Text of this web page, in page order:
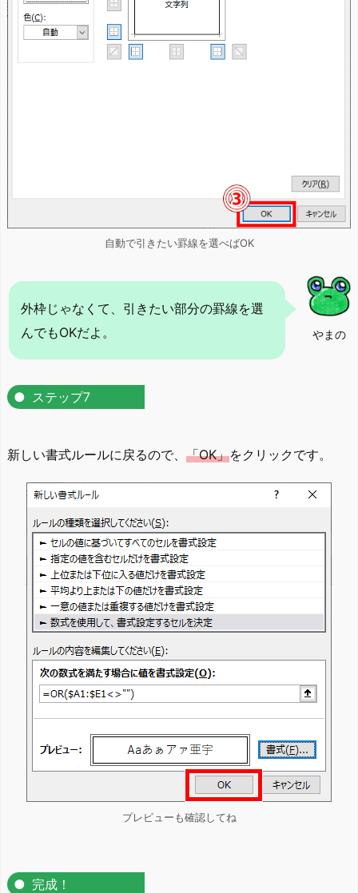
自動で引きたい罫線を選べばOK
やまの
外枠じゃなくて、引きたい部分の罫線を選
んでもOKだよ。
ステップ7
新しい書式ルールに戻るので、 「OK」をクリックです。
プレビューも確認してね
完成！